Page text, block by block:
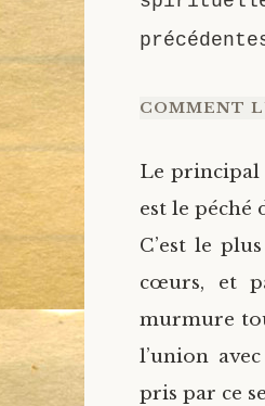
COMMENT
Le principal
est le péché
C’est le
cœurs, et
murmure
l’union
pris par ce